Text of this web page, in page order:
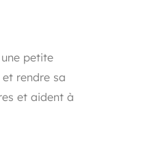
petite
rendre sa
et aident à